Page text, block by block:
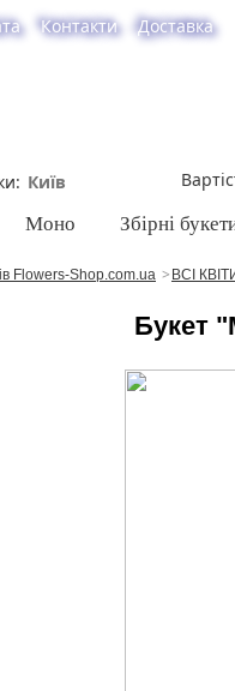
Контакти Доставка
Моно Збірні
Flowers-Shop.com.ua ВСІ
Букет